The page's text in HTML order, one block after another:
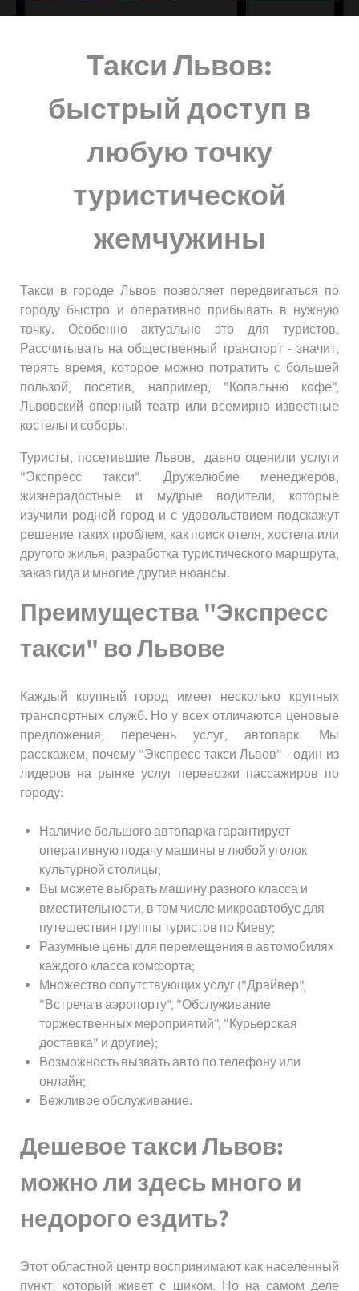
Такси Львов:
быстрый доступ в
любую точку
туристической
жемчужины
Такси в городе Львов позволяет передвигаться по
городу быстро и оперативно прибывать в нужную
точку. Особенно актуально это для туристов.
Рассчитывать на общественный транспорт - значит,
терять время, которое можно потратить с большей
пользой, посетив, например, "Копальню кофе",
Львовский оперный театр или всемирно известные
костелы и соборы.
Туристы, посетившие Львов, давно оценили услуги
"Экспресс такси". Дружелюбие менеджеров,
жизнерадостные и мудрые водители, которые
изучили родной город и с удовольствием подскажут
решение таких проблем, как поиск отеля, хостела или
другого жилья, разработка туристического маршрута,
заказ гида и многие другие нюансы.
Преимущества "Экспресс
такси" во Львове
Каждый крупный город имеет несколько крупных
транспортных служб. Но у всех отличаются ценовые
предложения, перечень услуг, автопарк. Мы
расскажем, почему "Экспресс такси Львов" - один из
лидеров на рынке услуг перевозки пассажиров по
городу:
Наличие большого автопарка гарантирует
оперативную подачу машины в любой уголок
культурной столицы;
Вы можете выбрать машину разного класса и
вместительности, в том числе микроавтобус для
путешествия группы туристов по Киеву;
Разумные цены для перемещения в автомобилях
каждого класса комфорта;
Множество сопутствующих услуг ("Драйвер",
"Встреча в аэропорту", "Обслуживание
торжественных мероприятий", "Курьерская
доставка" и другие);
Возможность вызвать авто по телефону или
онлайн;
Вежливое обслуживание.
Дешевое такси Львов:
можно ли здесь много и
недорого ездить?
Этот областной центр воспринимают как населенный
пункт, который живет с шиком. Но на самом деле